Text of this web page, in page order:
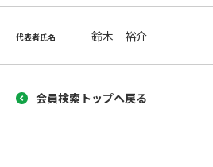
代表者氏名 鈴木 裕介
会員検索トップへ戻る